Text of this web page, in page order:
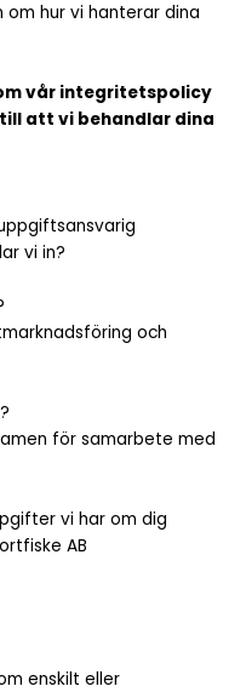
om hur vi hanterar dina
vår integritetspolicy
att vi behandlar dina
vi in?
och
för samarbete med
vi har om dig
AB
enskilt eller